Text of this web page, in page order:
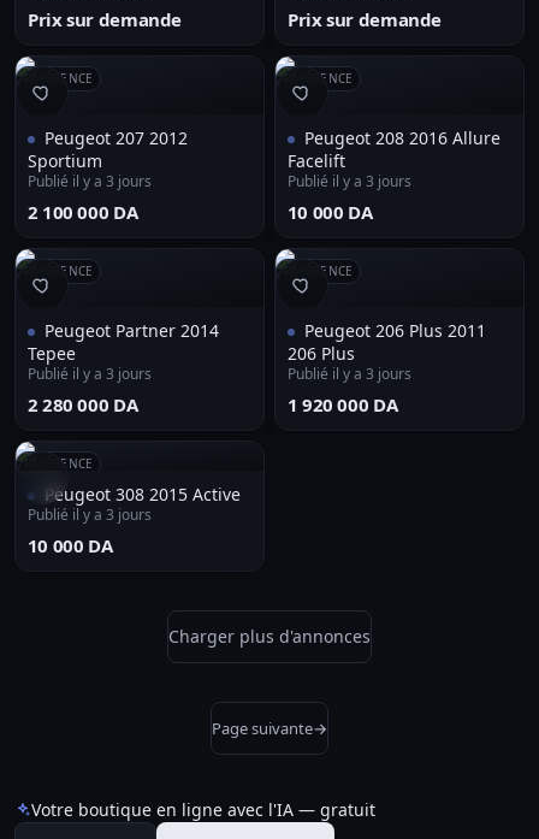
Prix sur demande Prix sur demande
RÉFÉRENCE
Peugeot 207 2012
Sportium
Publié il y a 3 jours
⁦2 100 000 DA⁩
RÉFÉRENCE
Peugeot 208 2016 Allure
Facelift
Publié il y a 3 jours
⁦10 000 DA⁩
RÉFÉRENCE
Peugeot Partner 2014
Tepee
Publié il y a 3 jours
⁦2 280 000 DA⁩
RÉFÉRENCE
Peugeot 206 Plus 2011
206 Plus
Publié il y a 3 jours
⁦1 920 000 DA⁩
RÉFÉRENCE
Peugeot 308 2015 Active
Publié il y a 3 jours
⁦10 000 DA⁩
Charger plus d'annonces
Page suivante→
Votre boutique en ligne avec l'IA — gratuit